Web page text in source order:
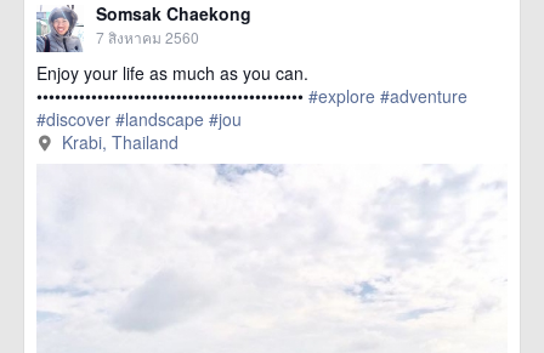
Somsak Chaekong
7 สิงหาคม 2560
Enjoy your life as much as you can.
•••••••••••••••••••••••••••••••••••••••••••• #explore #adventure
#discover #landscape #jou
href=https://m.thetrippacker.com/th/image/KrabiThailand/208141>
Krabi, Thailand